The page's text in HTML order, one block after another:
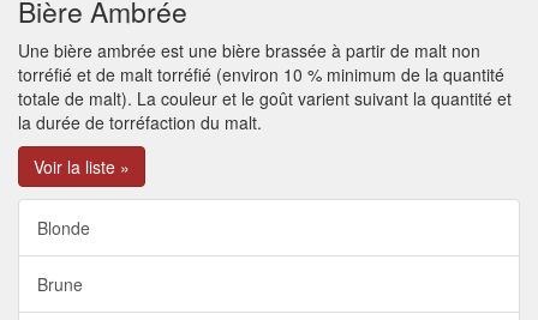
Bière Ambrée
Une bière ambrée est une bière brassée à partir de malt non
torréfié et de malt torréfié (environ 10 % minimum de la quantité
totale de malt). La couleur et le goût varient suivant la quantité et
la durée de torréfaction du malt.
Voir la liste »
Blonde
Brune